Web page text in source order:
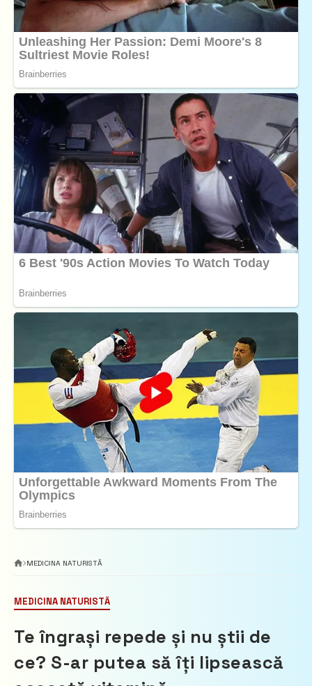
MEDICINA NATURISTĂ
MEDICINA NATURISTĂ
Te îngrași repede și nu știi de
ce? S-ar putea să îți lipsească